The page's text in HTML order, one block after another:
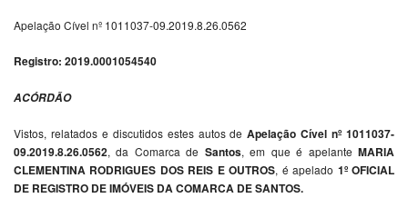
Apelação Cível nº 1011037-09.2019.8.26.0562
Registro: 2019.0001054540
ACÓRDÃO
Vistos, relatados e discutidos estes autos deApelação Cível nº 1011037-
09.2019.8.26.0562, da Comarca de Santos, em que é apelanteMARIA
CLEMENTINA RODRIGUES DOS REIS E OUTROS, é apelado 1º OFICIAL
DE REGISTRO DE IMÓVEIS DA COMARCA DE SANTOS.